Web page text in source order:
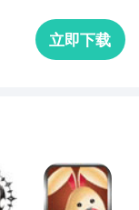
前预知，有三大
子测试的时间都
她父亲研发的机
立即下载